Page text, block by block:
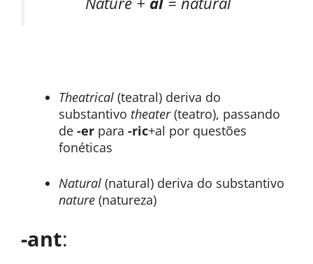
Theatrical (teatral) deriva do
substantivo theater(teatro), passando
de -er para -ric+al por questões
fonéticas
Natural (natural) deriva do substantivo
nature (natureza)
-ant: